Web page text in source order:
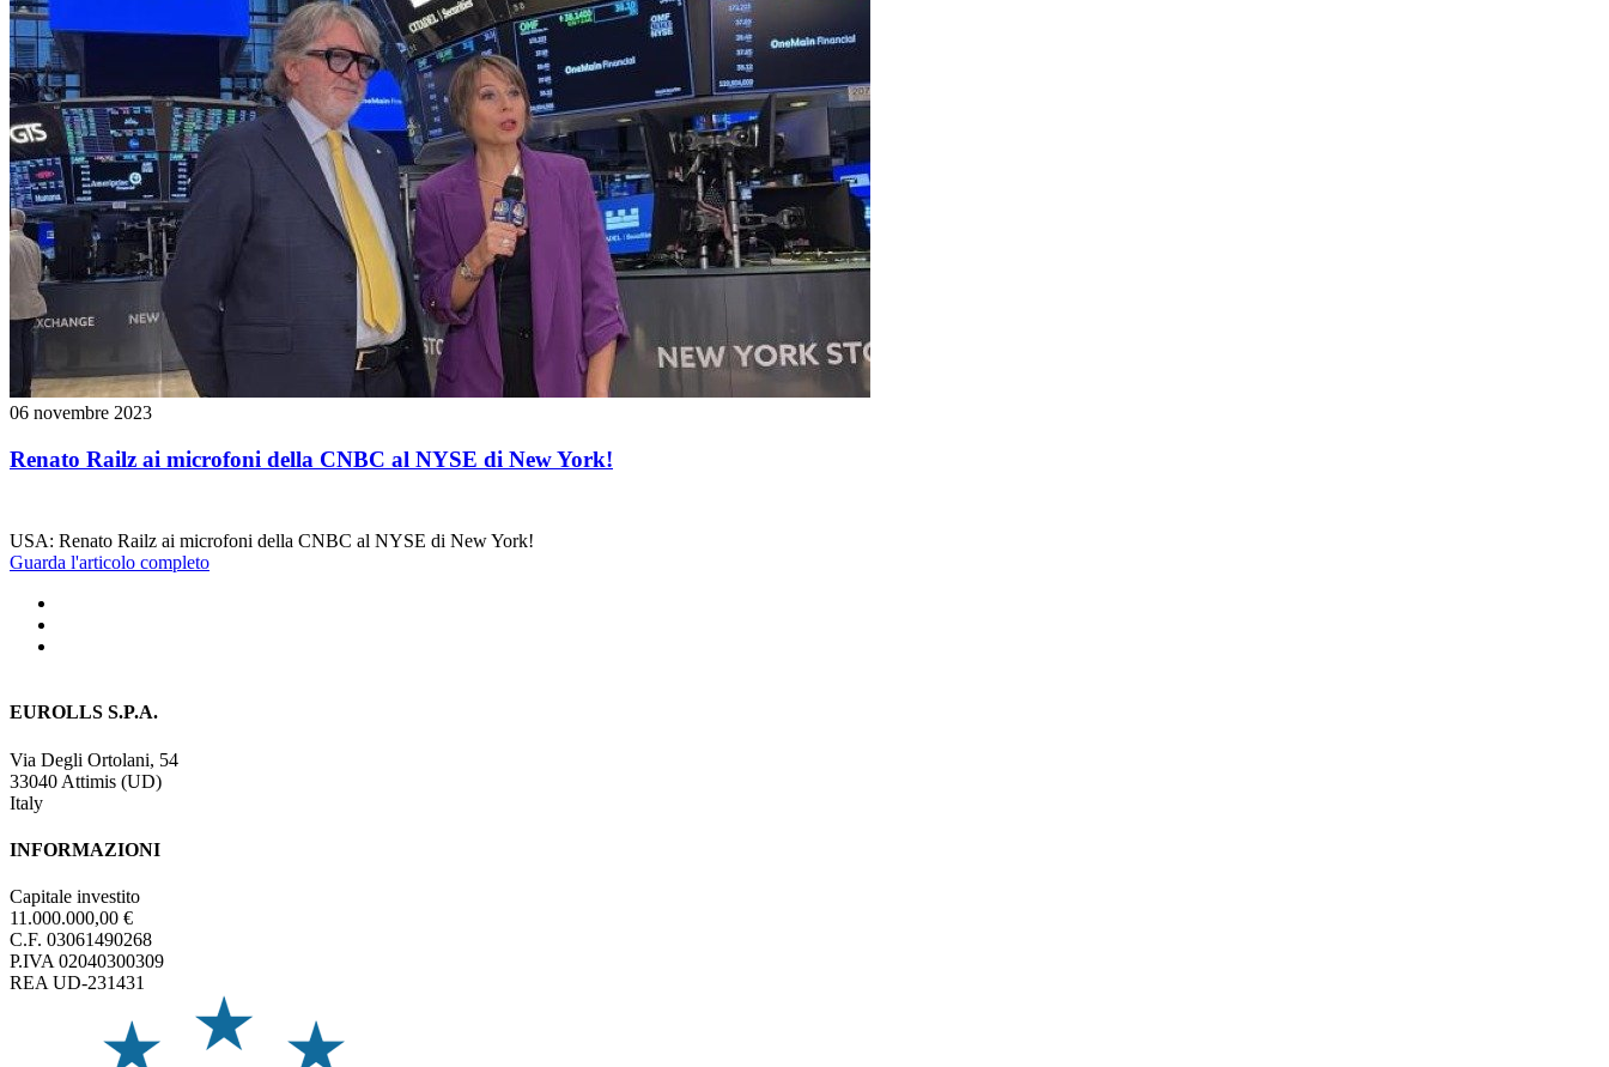
06 novembre 2023
Renato Railz ai microfoni della CNBC al NYSE di New York!
USA: Renato Railz ai microfoni della CNBC al NYSE di New York!
Guarda l'articolo completo
EUROLLS S.P.A.
Via Degli Ortolani, 54
33040 Attimis (UD)
Italy
INFORMAZIONI
Capitale investito
11.000.000,00 €
C.F. 03061490268
P.IVA 02040300309
REA UD-231431